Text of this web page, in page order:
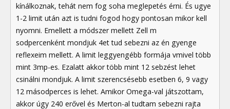
kínálkoznak, tehát nem fog soha meglepetés érni. És ugye
1-2 limit után azt is tudni fogod hogy pontosan mikor kell
nyomni. Emellett a módszer mellett Zell m
sodpercenként mondjuk 4et tud sebezni az én gyenge
reflexeim mellett. A limit leggyengébb formája vmivel több
mint 3mp-es. Ezalatt akkor több mint 12 sebzést lehet
csinálni mondjuk. A limit szerencsésebb esetben 6, 9 vagy
12 másodperces is lehet. Amikor Omega-val játszottam,
akkor úgy 240 erővel és Merton-al tudtam sebezni rajta